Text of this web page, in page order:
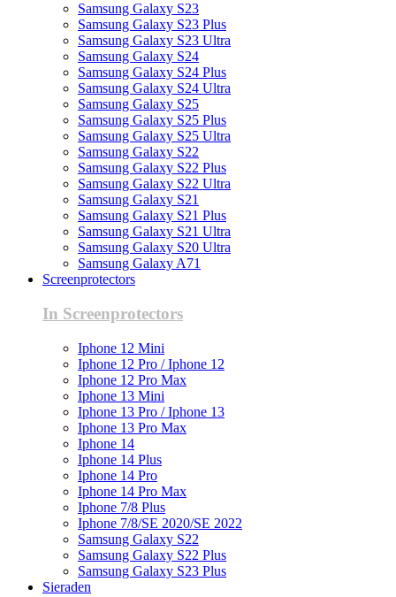
Samsung Galaxy S23
Samsung Galaxy S23 Plus
Samsung Galaxy S23 Ultra
Samsung Galaxy S24
Samsung Galaxy S24 Plus
Samsung Galaxy S24 Ultra
Samsung Galaxy S25
Samsung Galaxy S25 Plus
Samsung Galaxy S25 Ultra
Samsung Galaxy S22
Samsung Galaxy S22 Plus
Samsung Galaxy S22 Ultra
Samsung Galaxy S21
Samsung Galaxy S21 Plus
Samsung Galaxy S21 Ultra
Samsung Galaxy S20 Ultra
Samsung Galaxy A71
Screenprotectors
In Screenprotectors
Iphone 12 Mini
Iphone 12 Pro / Iphone 12
Iphone 12 Pro Max
Iphone 13 Mini
Iphone 13 Pro / Iphone 13
Iphone 13 Pro Max
Iphone 14
Iphone 14 Plus
Iphone 14 Pro
Iphone 14 Pro Max
Iphone 7/8 Plus
Iphone 7/8/SE 2020/SE 2022
Samsung Galaxy S22
Samsung Galaxy S22 Plus
Samsung Galaxy S23 Plus
Sieraden